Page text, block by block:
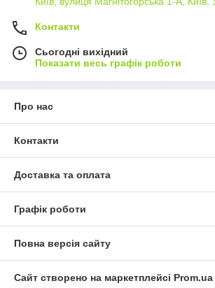
Контакти
Сьогодні вихідний
Показати весь графік роботи
Про нас
Контакти
Доставка та оплата
Графік роботи
Повна версія сайту
Сайт створено на маркетплейсі Prom.ua